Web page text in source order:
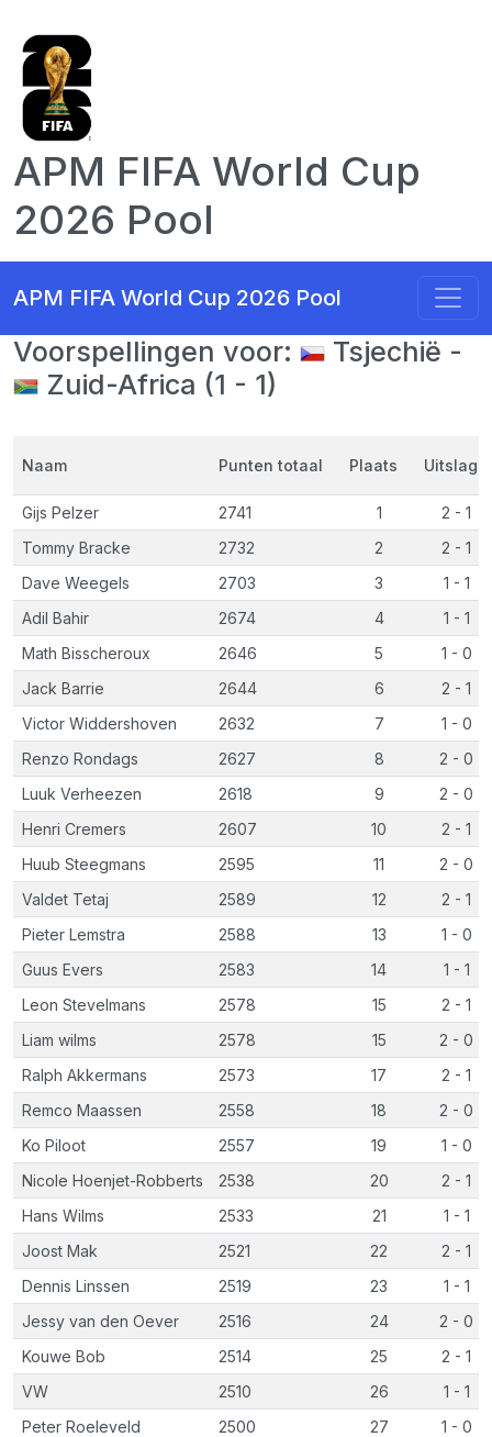
APM FIFA World Cup
2026 Pool
APM FIFA World Cup 2026 Pool
Voorspellingen voor:
Tsjechië -
Zuid-Africa (1 - 1)
Naam Punten totaal Plaats Uitslag
Gijs Pelzer 2741 1
2 - 1
Tommy Bracke
2732 2
2 - 1
Dave Weegels
2703 3
1 - 1
Adil Bahir
2674 4
1 - 1
Math Bisscheroux
2646 5
1 - 0
Jack Barrie
2644 6
2 - 1
Victor Widdershoven
2632 7
1 - 0
Renzo Rondags
2627 8
2 - 0
Luuk Verheezen
2618 9
2 - 0
Henri Cremers
2607 10
2 - 1
Huub Steegmans
2595 11
2 - 0
Valdet Tetaj
2589 12
2 - 1
Pieter Lemstra
2588 13
1 - 0
Guus Evers
2583 14
1 - 1
Leon Stevelmans
2578 15
2 - 1
Liam wilms
2578 15
2 - 0
Ralph Akkermans
2573 17
2 - 1
Remco Maassen
2558 18
2 - 0
Ko Piloot
2557 19
1 - 0
Nicole Hoenjet-Robberts
2538 20
2 - 1
Hans Wilms
2533 21
1 - 1
Joost Mak
2521 22
2 - 1
Dennis Linssen
2519 23
1 - 1
Jessy van den Oever
2516 24
2 - 0
Kouwe Bob
2514 25
2 - 1
VW
2510 26
1 - 1
Peter Roeleveld
2500 27
1 - 0